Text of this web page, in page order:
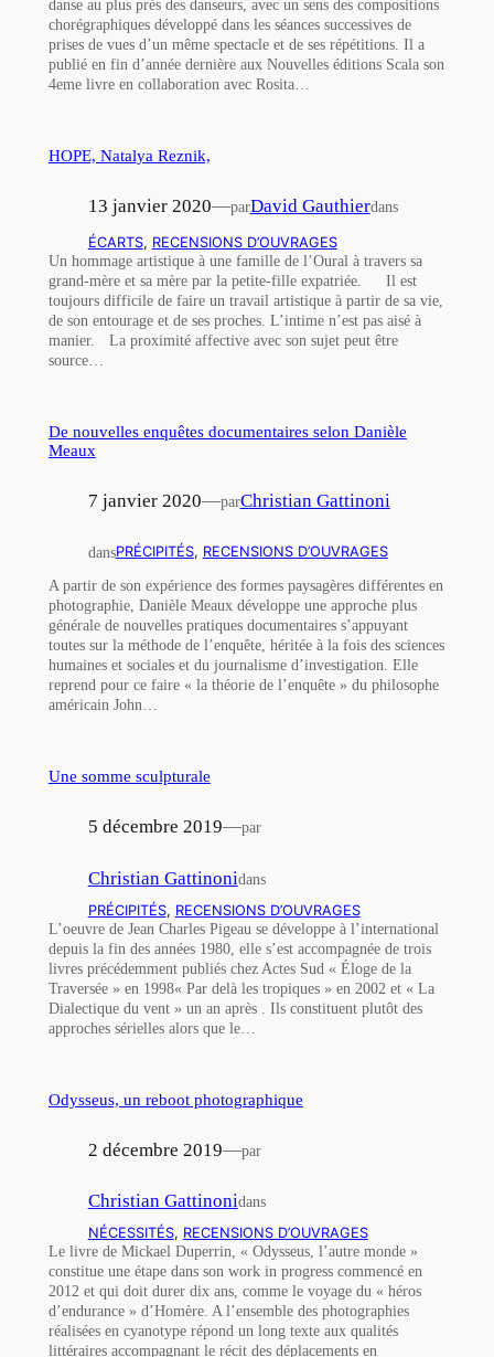
danse au plus près des danseurs, avec un sens des compositions
chorégraphiques développé dans les séances successives de
prises de vues d’un même spectacle et de ses répétitions. Il a
publié en fin d’année dernière aux Nouvelles éditions Scala son
4eme livre en collaboration avec Rosita…
HOPE, Natalya Reznik,
13 janvier 2020—parDavid Gauthierdans
ÉCARTS, RECENSIONS D’OUVRAGES
Un hommage artistique à une famille de l’Oural à travers sa
grand-mère et sa mère par la petite-fille expatriée. Il est
toujours difficile de faire un travail artistique à partir de sa vie,
de son entourage et de ses proches. L’intime n’est pas aisé à
manier. La proximité affective avec son sujet peut être
source…
De nouvelles enquêtes documentaires selon Danièle
Meaux
7 janvier 2020—parChristian Gattinoni
dansPRÉCIPITÉS, RECENSIONS D’OUVRAGES
A partir de son expérience des formes paysagères différentes en
photographie, Danièle Meaux développe une approche plus
générale de nouvelles pratiques documentaires s’appuyant
toutes sur la méthode de l’enquête, héritée à la fois des sciences
humaines et sociales et du journalisme d’investigation. Elle
reprend pour ce faire « la théorie de l’enquête » du philosophe
américain John…
Une somme sculpturale
5 décembre 2019—par
Christian Gattinonidans
PRÉCIPITÉS, RECENSIONS D’OUVRAGES
L’oeuvre de Jean Charles Pigeau se développe à l’international
depuis la fin des années 1980, elle s’est accompagnée de trois
livres précédemment publiés chez Actes Sud « Éloge de la
Traversée » en 1998« Par delà les tropiques » en 2002 et « La
Dialectique du vent » un an après . Ils constituent plutôt des
approches sérielles alors que le…
Odysseus, un reboot photographique
2 décembre 2019—par
Christian Gattinonidans
NÉCESSITÉS, RECENSIONS D’OUVRAGES
Le livre de Mickael Duperrin, « Odysseus, l’autre monde »
constitue une étape dans son work in progress commencé en
2012 et qui doit durer dix ans, comme le voyage du « héros
d’endurance » d’Homère. A l’ensemble des photographies
réalisées en cyanotype répond un long texte aux qualités
littéraires accompagnant le récit des déplacements en